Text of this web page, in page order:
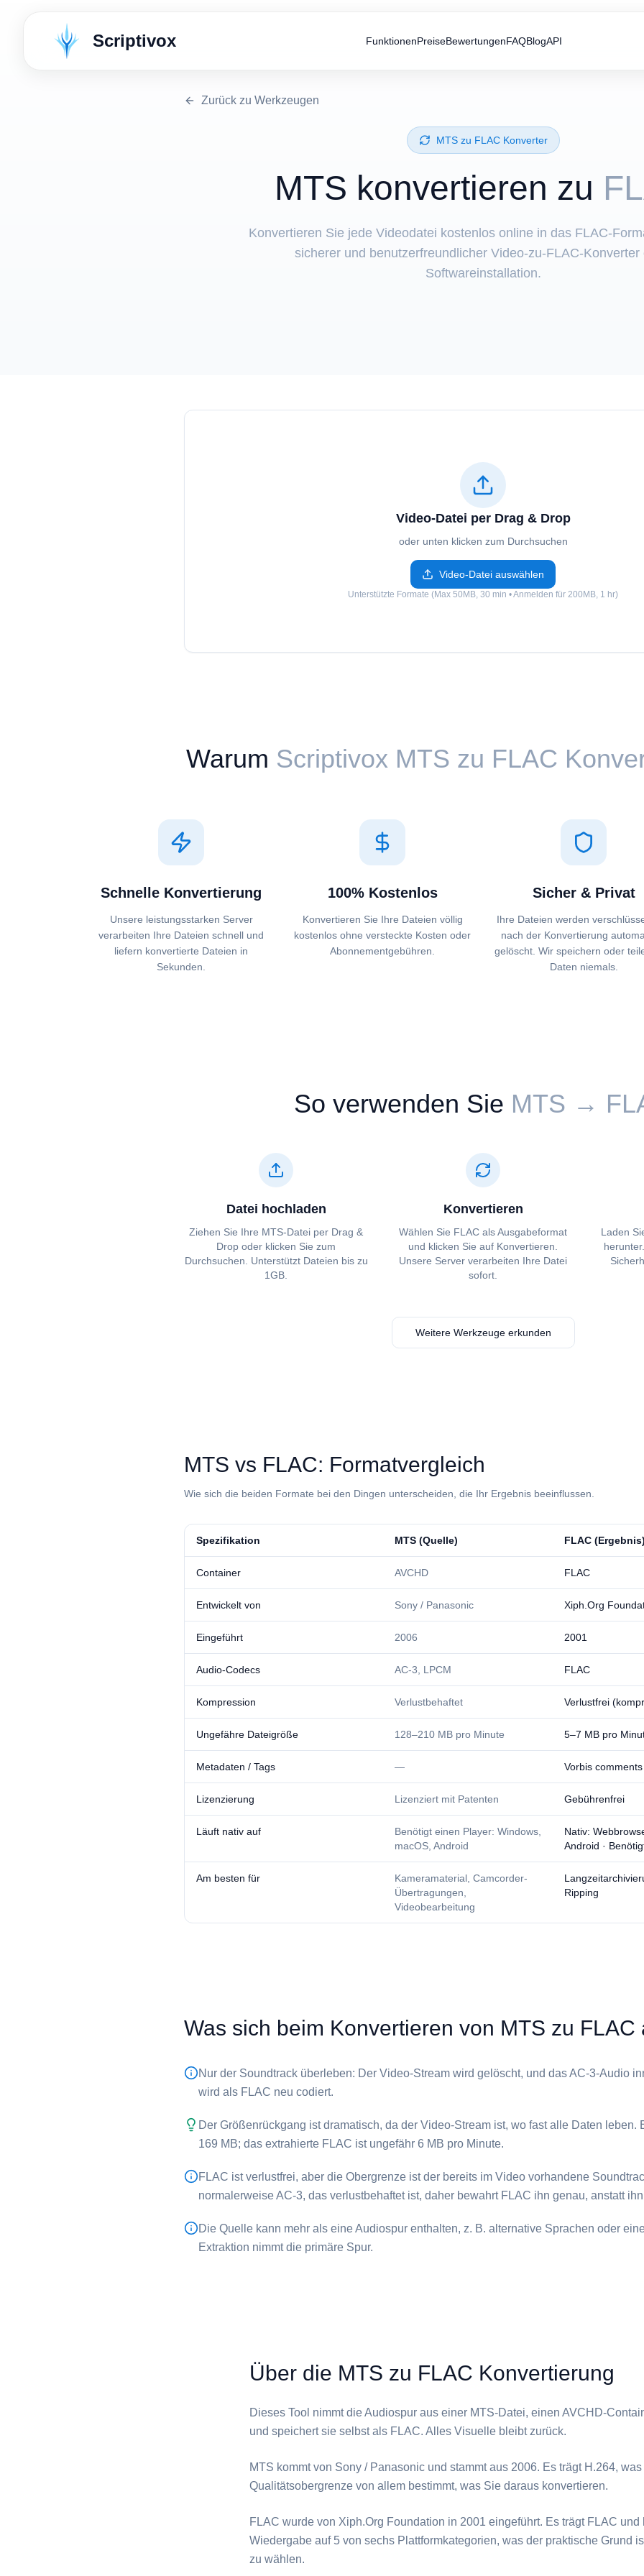
Scriptivox FunktionenPreiseBewertungenFAQBlogAPI
Zurück zu Werkzeugen
⁦MTS⁩ zu ⁦FLAC⁩ Konverter
⁦MTS⁩ konvertieren zu
Konvertieren Sie jede Videodatei kostenlos online in das FLAC-
sicherer und benutzerfreundlicher Video-zu-FLAC-Konverter
Softwareinstallation.
Video-Datei per Drag & Drop
oder unten klicken zum Durchsuchen
Video-Datei auswählen
Unterstützte Formate (Max 50MB, 30 min • Anmelden für 200MB, 1 hr)
Warum Scriptivox ⁦MTS⁩ zu ⁦FLAC⁩
Schnelle Konvertierung
Unsere leistungsstarken Server
verarbeiten Ihre Dateien schnell und
liefern konvertierte Dateien in
Sekunden.
100% Kostenlos
Konvertieren Sie Ihre Dateien völlig
kostenlos ohne versteckte Kosten oder
Abonnementgebühren.
Sicher & Privat
Ihre Dateien werden
nach der Konvertierung
gelöscht. Wir speichern oder
Daten niemals.
So verwenden Sie ⁦⁦MTS⁩⁩ →
Datei hochladen
Ziehen Sie Ihre ⁦⁦MTS⁩⁩-Datei per Drag &
Drop oder klicken Sie zum
Durchsuchen. Unterstützt Dateien bis zu
1GB.
Konvertieren
Wählen Sie ⁦⁦FLAC⁩⁩ als Ausgabeformat
und klicken Sie auf Konvertieren.
Unsere Server verarbeiten Ihre Datei
sofort.
Laden
Weitere Werkzeuge erkunden
⁦MTS⁩ vs ⁦FLAC⁩: Formatvergleich
Wie sich die beiden Formate bei den Dingen unterscheiden, die Ihr Ergebnis beeinflussen.
Spezifikation ⁦MTS⁩ (Quelle) ⁦FLAC⁩ (Ergebnis)
Container AVCHD FLAC
Entwickelt von Sony / Panasonic Xiph.Org
Eingeführt 2006 2001
Audio-Codecs AC-3, LPCM FLAC
Kompression Verlustbehaftet Verlustfrei
Ungefähre Dateigröße 128–210 MB pro Minute 5–7 MB pro
Metadaten / Tags — Vorbis comments
Lizenzierung Lizenziert mit Patenten Gebührenfrei
Läuft nativ auf
Benötigt einen Player: Windows,
macOS, Android
Nativ:
Android ·
Am besten für
Kameramaterial, Camcorder-
Übertragungen,
Videobearbeitung
Ripping
Was sich beim Konvertieren von ⁦MTS⁩ zu ⁦FLAC⁩
Nur der Soundtrack überleben: Der Video-Stream wird gelöscht, und das AC-3-Audio
wird als FLAC neu codiert.
Der Größenrückgang ist dramatisch, da der Video-Stream ist, wo fast alle Daten leben.
169 MB; das extrahierte ⁦FLAC⁩ ist ungefähr 6 MB pro Minute.
⁦FLAC⁩ ist verlustfrei, aber die Obergrenze ist der bereits im Video vorhandene
normalerweise AC-3, das verlustbehaftet ist, daher bewahrt ⁦FLAC⁩ ihn genau, anstatt
Die Quelle kann mehr als eine Audiospur enthalten, z. B. alternative Sprachen oder
Extraktion nimmt die primäre Spur.
Über die MTS zu FLAC Konvertierung
Dieses Tool nimmt die Audiospur aus einer ⁦MTS⁩-Datei, einen AVCHD-
und speichert sie selbst als ⁦FLAC⁩. Alles Visuelle bleibt zurück.
⁦MTS⁩ kommt von Sony / Panasonic und stammt aus 2006. Es trägt H.264,
Qualitätsobergrenze von allem bestimmt, was Sie daraus konvertieren.
⁦FLAC⁩ wurde von Xiph.Org Foundation in 2001 eingeführt. Es trägt FLAC und
Wiedergabe auf 5 von sechs Plattformkategorien, was der praktische Grund
zu wählen.